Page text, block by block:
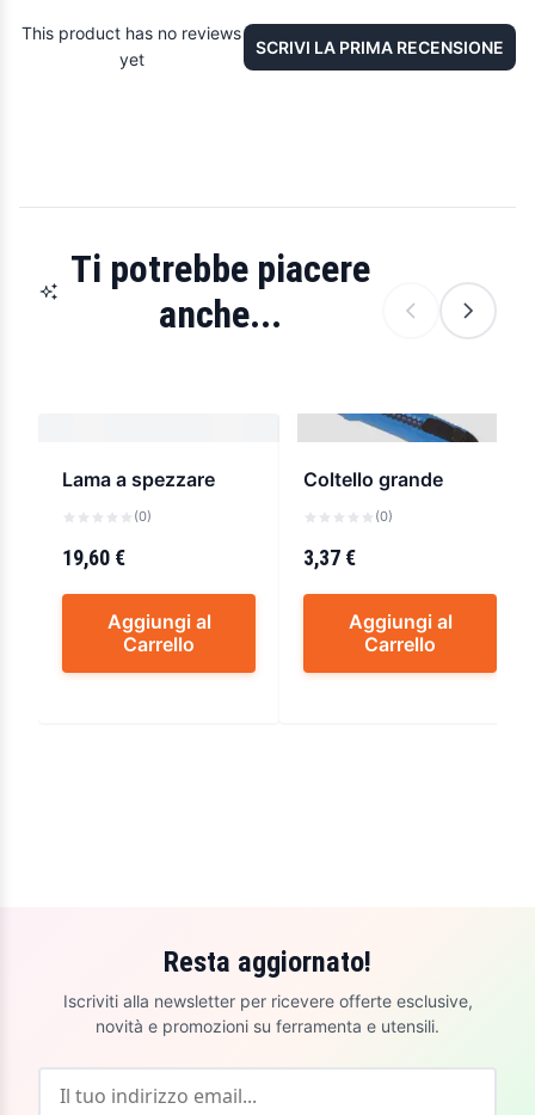
This product has no reviews
yet
SCRIVI LA PRIMA RECENSIONE
Ti potrebbe piacere
anche...
Lama a spezzare
(0)
19,60 €
Aggiungi al
Carrello
Coltello grande
(0)
3,37 €
Aggiungi al
Carrello
Resta aggiornato!
Iscriviti alla newsletter per ricevere offerte esclusive,
novità e promozioni su ferramenta e utensili.